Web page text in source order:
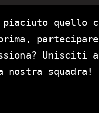
quello
nostra squadra!